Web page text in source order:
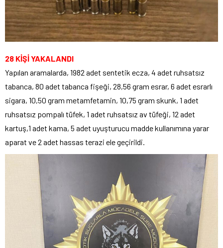
28 KİŞİ YAKALANDI
Yapılan aramalarda, 1982 adet sentetik ecza, 4 adet ruhsatsız
tabanca, 80 adet tabanca fişeği, 28,56 gram esrar, 6 adet esrarlı
sigara, 10,50 gram metamfetamin, 10,75 gram skunk, 1 adet
ruhsatsız pompalı tüfek, 1 adet ruhsatsız av tüfeği, 12 adet
kartuş,1 adet kama, 5 adet uyuşturucu madde kullanımına yarar
aparat ve 2 adet hassas terazi ele geçirildi.